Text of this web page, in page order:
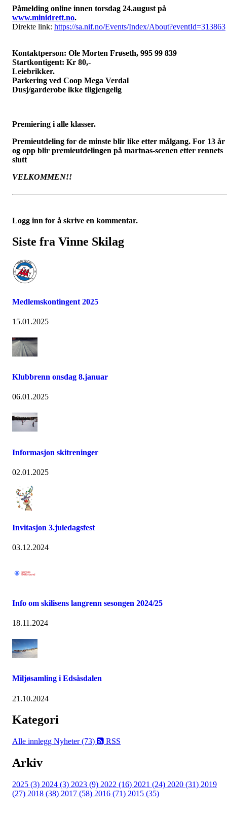
Påmelding online innen torsdag 24.august på
www.minidrett.no.
Direkte link: https://sa.nif.no/Events/Index/About?eventId=313863
Kontaktperson: Ole Morten Frøseth, 995 99 839
Startkontigent: Kr 80,-
Leiebrikker.
Parkering ved Coop Mega Verdal
Dusj/garderobe ikke tilgjengelig
Premiering i alle klasser.
Premieutdeling for de minste blir like etter målgang. For 13 år
og opp blir premieutdelingen på martnas-scenen etter rennets
slutt
VELKOMMEN!!
Logg inn for å skrive en kommentar.
Siste fra Vinne Skilag
Medlemskontingent 2025
15.01.2025
Klubbrenn onsdag 8.januar
06.01.2025
Informasjon skitreninger
02.01.2025
Invitasjon 3.juledagsfest
03.12.2024
Info om skilisens langrenn sesongen 2024/25
18.11.2024
Miljøsamling i Edsåsdalen
21.10.2024
Kategori
Alle innlegg Nyheter (73) RSS
Arkiv
2025 (3) 2024 (3) 2023 (9) 2022 (16) 2021 (24) 2020 (31) 2019
(27) 2018 (38) 2017 (58) 2016 (71) 2015 (35)